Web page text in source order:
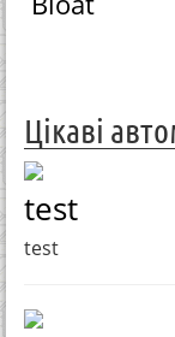
Цікаві
test
test